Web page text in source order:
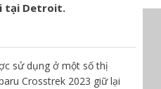
tại Detroit.
sử dụng ở một số thị
Crosstrek 2023 giữ lại